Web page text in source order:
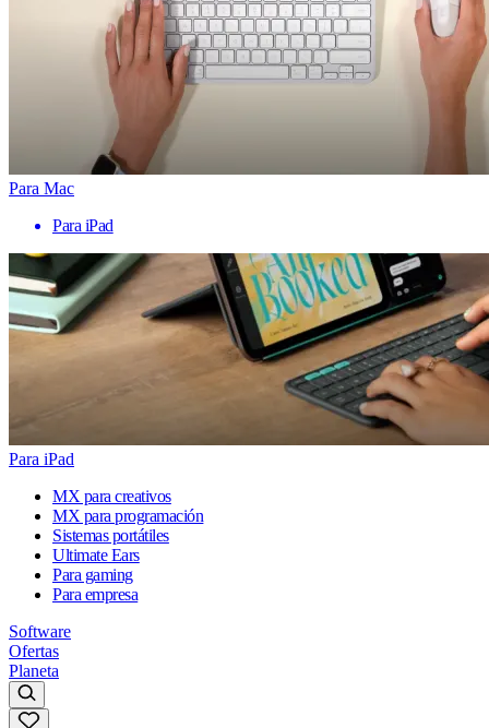
Para Mac
Para iPad
Para iPad
MX para creativos
MX para programación
Sistemas portátiles
Ultimate Ears
Para gaming
Para empresa
Software
Ofertas
Planeta